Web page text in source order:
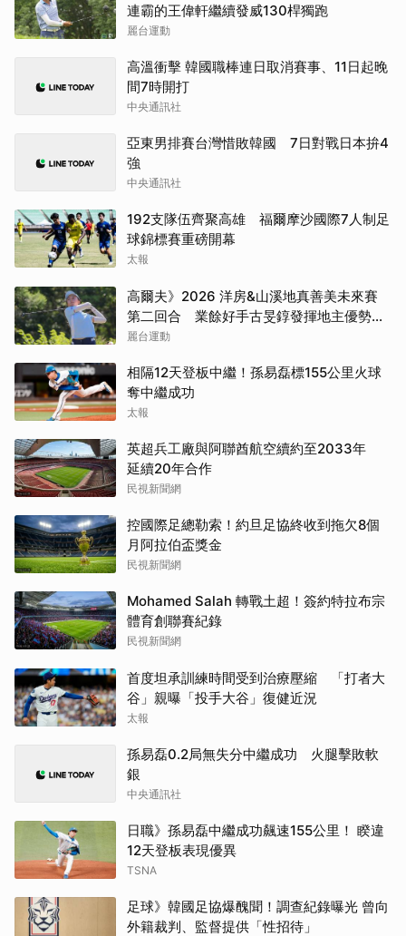
連霸的王偉軒繼續發威130桿獨跑
麗台運動
高溫衝擊 韓國職棒連日取消賽事、11日起晚
間7時開打
中央通訊社
亞東男排賽台灣惜敗韓國 7日對戰日本拚4
強
中央通訊社
192支隊伍齊聚高雄 福爾摩沙國際7人制足
球錦標賽重磅開幕
太報
高爾夫》2026 洋房&山溪地真善美未來賽
第二回合 業餘好手古旻錞發揮地主優勢
139桿搶下首位
麗台運動
相隔12天登板中繼！孫易磊標155公里火球
奪中繼成功
太報
英超兵工廠與阿聯酋航空續約至2033年
延續20年合作
民視新聞網
控國際足總勒索！約旦足協終收到拖欠8個
月阿拉伯盃獎金
民視新聞網
Mohamed Salah 轉戰土超！簽約特拉布宗
體育創聯賽紀錄
民視新聞網
首度坦承訓練時間受到治療壓縮 「打者大
谷」親曝「投手大谷」復健近況
太報
孫易磊0.2局無失分中繼成功 火腿擊敗軟
銀
中央通訊社
日職》孫易磊中繼成功飆速155公里！ 睽違
12天登板表現優異
TSNA
足球》韓國足協爆醜聞！調查紀錄曝光 曾向
外籍裁判、監督提供「性招待」